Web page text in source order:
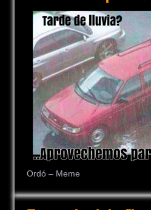
Ordó – Meme